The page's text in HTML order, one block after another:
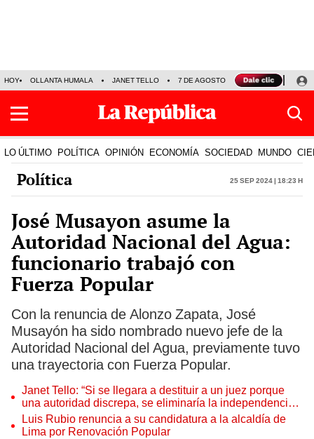
HOY OLLANTA HUMALA JANET TELLO 7 DE AGOSTO TINKA RESULTADOS
LO ÚLTIMO POLÍTICA OPINIÓN ECONOMÍA SOCIEDAD MUNDO
Política 25 Sep 2024 | 18:23 h
José Musayon asume la
Autoridad Nacional del Agua:
funcionario trabajó con
Fuerza Popular
Con la renuncia de Alonzo Zapata, José
Musayón ha sido nombrado nuevo jefe de la
Autoridad Nacional del Agua, previamente tuvo
una trayectoria con Fuerza Popular.
Janet Tello: “Si se llegara a destituir a un juez porque
una autoridad discrepa, se eliminaría la independencia
judicial”
Luis Rubio renuncia a su candidatura a la alcaldía de
Lima por Renovación Popular